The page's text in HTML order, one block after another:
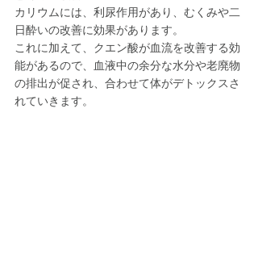
カリウムには、利尿作用があり、むくみや二
日酔いの改善に効果があります。
これに加えて、クエン酸が血流を改善する効
能があるので、血液中の余分な水分や老廃物
の排出が促され、合わせて体がデトックスさ
れていきます。